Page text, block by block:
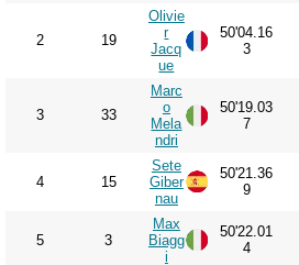
2 19
Olivie
r
Jacq
ue
50'04.16
3
3 33
Marc
o
Mela
ndri
50'19.03
7
4 15
Sete
Giber
nau
50'21.36
9
5 3
Max
Biagg
i
50'22.01
4